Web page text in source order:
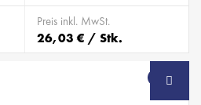
Preis inkl. MwSt.
26,03 € / Stk.
SB